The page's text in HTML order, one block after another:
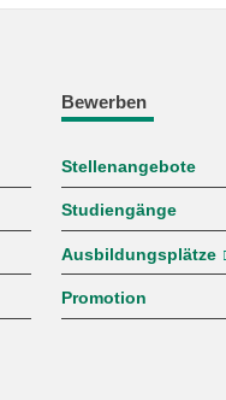
Bewerben
Stellenangebote
Studiengänge
Ausbildungsplätze
Promotion